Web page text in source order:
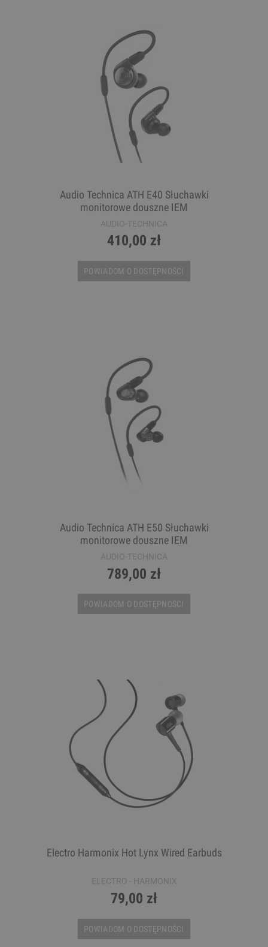
Audio Technica ATH E40 Słuchawki
monitorowe douszne IEM
AUDIO-TECHNICA
410,00 zł
POWIADOM O DOSTĘPNOŚCI
Audio Technica ATH E50 Słuchawki
monitorowe douszne IEM
AUDIO-TECHNICA
789,00 zł
POWIADOM O DOSTĘPNOŚCI
Electro Harmonix Hot Lynx Wired Earbuds
ELECTRO - HARMONIX
79,00 zł
POWIADOM O DOSTĘPNOŚCI